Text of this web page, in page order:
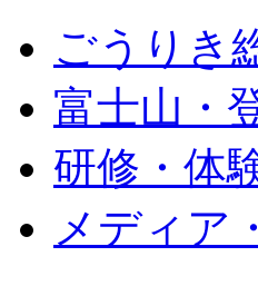
ごうりき
富士山・
研修・体
メディア